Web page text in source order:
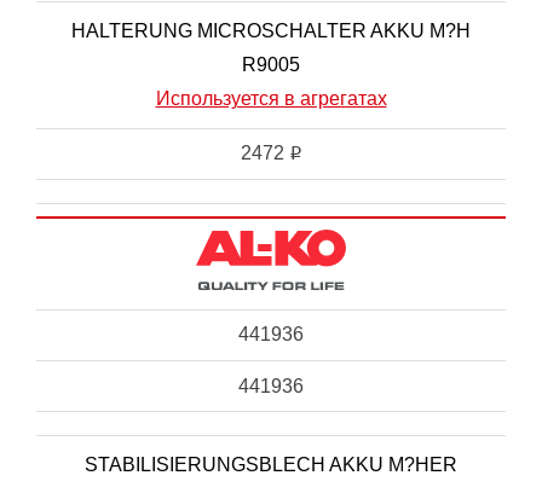
HALTERUNG MICROSCHALTER AKKU M?H
R9005
Используется в агрегатах
2472 i
441936
441936
STABILISIERUNGSBLECH AKKU M?HER